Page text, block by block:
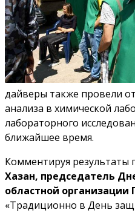
дайверы также провели
анализа в химической
лабораторного
ближайшее время.
Комментируя результаты
Хазан, председатель
областной организации
«Традиционно в День